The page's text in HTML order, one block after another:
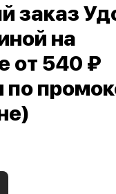
заказ
на
от 540 ₽
по